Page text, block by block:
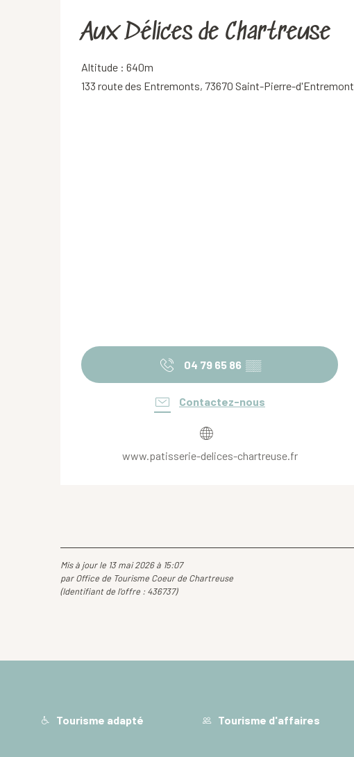
Aux Délices de Chartreuse
Altitude : 640m
133 route des Entremonts, 73670 Saint-Pierre-d'Entremont
04 79 65 86 ▒▒
Contactez-nous
www.patisserie-delices-chartreuse.fr
Mis à jour le 13 mai 2026 à 15:07
par Office de Tourisme Coeur de Chartreuse
(Identifiant de l'offre : 436737)
Tourisme adapté Tourisme d'affaires